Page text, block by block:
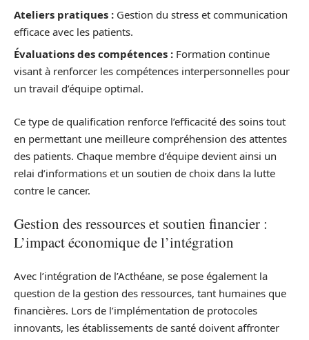
Ateliers pratiques : Gestion du stress et communication
efficace avec les patients.
Évaluations des compétences : Formation continue
visant à renforcer les compétences interpersonnelles pour
un travail d’équipe optimal.
Ce type de qualification renforce l’efficacité des soins tout
en permettant une meilleure compréhension des attentes
des patients. Chaque membre d’équipe devient ainsi un
relai d’informations et un soutien de choix dans la lutte
contre le cancer.
Gestion des ressources et soutien financier :
L’impact économique de l’intégration
Avec l’intégration de l’Acthéane, se pose également la
question de la gestion des ressources, tant humaines que
financières. Lors de l’implémentation de protocoles
innovants, les établissements de santé doivent affronter